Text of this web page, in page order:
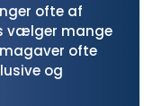
ofte af
vælger mange
ofte
og